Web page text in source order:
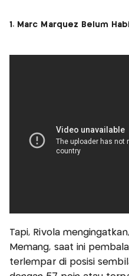
1. Marc Marquez Belum
Tapi, Rivola
Memang, saat ini
terlempar di posisi